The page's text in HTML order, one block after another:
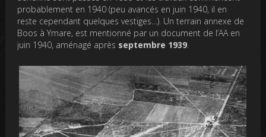
probablement en 1940 (peu avancés en juin 1940, il en
reste cependant quelques vestiges…). Un terrain annexe de
Boos à Ymare, est mentionné par un document de l’AA en
juin 1940, aménagé après septembre 1939